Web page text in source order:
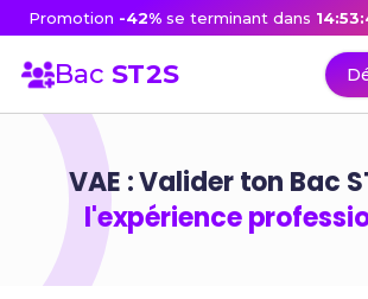
Promotion -42% se terminant dans
Bac ST2S
VAE : Valider ton Bac
l'expérience